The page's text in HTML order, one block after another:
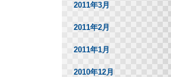
2011年3月
2011年2月
2011年1月
2010年12月